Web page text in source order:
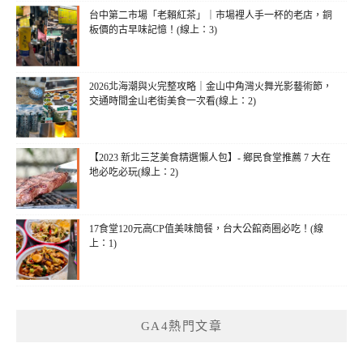
台中第二市場「老賴紅茶」｜市場裡人手一杯的老店，銅
板價的古早味記憶！(線上：3)
2026北海潮與火完整攻略｜金山中角灣火舞光影藝術節，
交通時間金山老街美食一次看(線上：2)
【2023 新北三芝美食精選懶人包】- 鄉民食堂推薦 7 大在
地必吃必玩(線上：2)
17食堂120元高CP值美味簡餐，台大公館商圈必吃！(線
上：1)
GA4熱門文章